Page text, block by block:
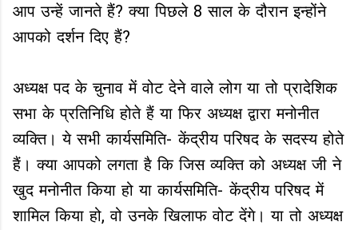
आप उन्हें जानते हैं? क्या पिछले 8 साल के दौरान इन्होंने
आपको दर्शन दिए हैं?
अध्यक्ष पद के चुनाव में वोट देने वाले लोग या तो प्रादेशिक
सभा के प्रतिनिधि होते हैं या फिर अध्यक्ष द्वारा मनोनीत
व्यक्ति। ये सभी कार्यसमिति- केंद्रीय परिषद के सदस्य होते
हैं। क्या आपको लगता है कि जिस व्यक्ति को अध्यक्ष जी ने
खुद मनोनीत किया हो या कार्यसमिति- केंद्रीय परिषद में
शामिल किया हो, वो उनके खिलाफ वोट देंगे। या तो अध्यक्ष